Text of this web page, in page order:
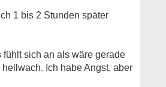
1 bis 2 Stunden später
sich an als wäre gerade
Ich habe Angst, aber